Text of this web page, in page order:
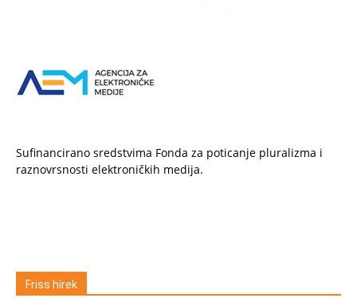
Sufinancirano sredstvima Fonda za poticanje pluralizma i
raznovrsnosti elektroničkih medija.
Friss hírek